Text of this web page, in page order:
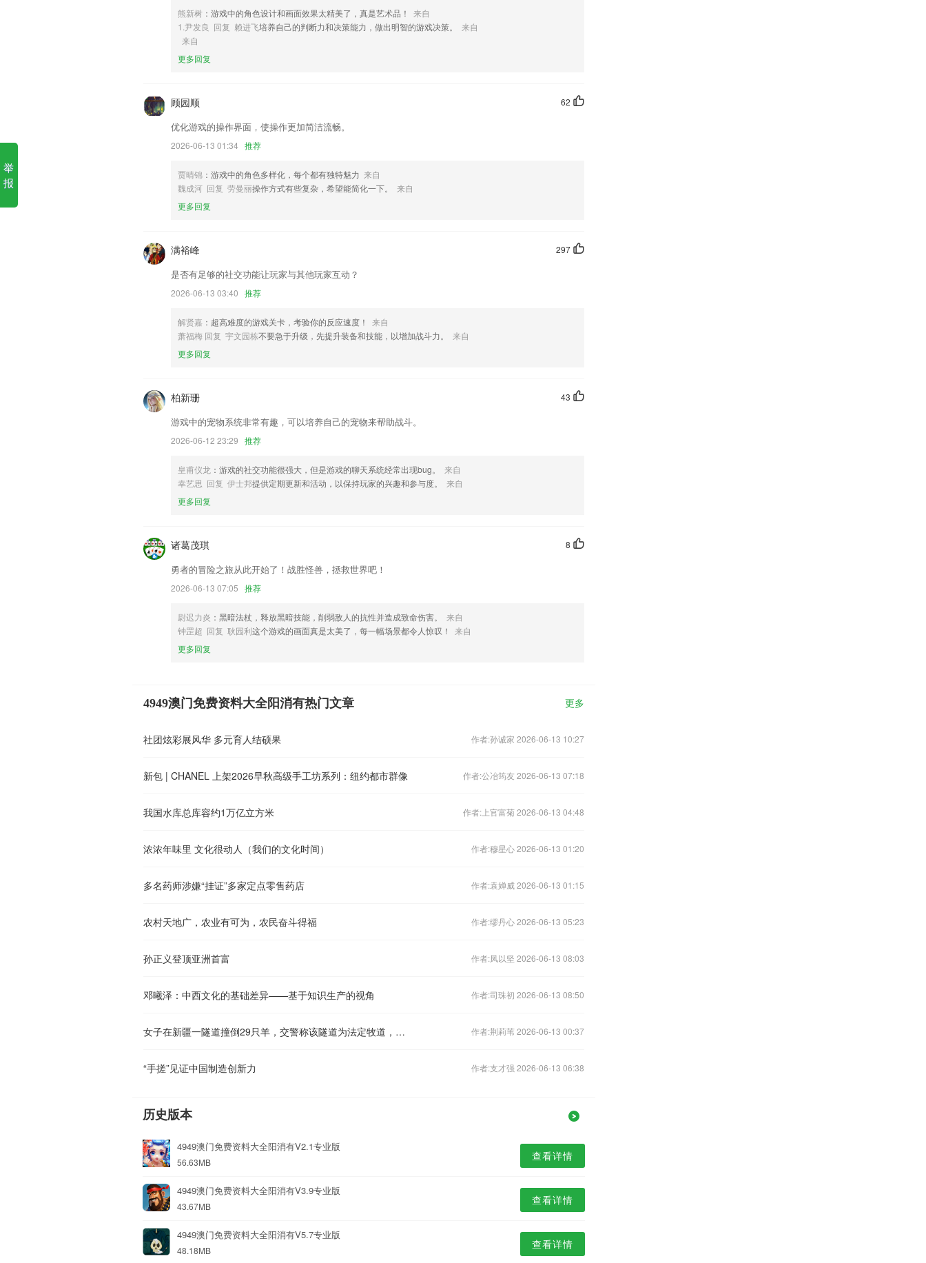
5,最便捷的资源下载平台，让你快速的获得各类所需资料
6,打通存储与运输，优化物流供应链各个环节，减少企业商品无序流动，降低企业物流成本。
4949澳门免费资料大全阳消有软件优势
2.海量试题：收录近几年真题，更有章节操练，模拟试题，考前押题，让你做题到手软！
3.跟踪校园卡机械设备的位置信息，反馈当前校园卡机械设备的当地情况
4.用户们只需要在平台上登录自己的个人账户，就会有相关的专家为用户们提供高质量的股市分析;
6.AI助力精准教学，实现1对1针对式教学
4949澳门免费资料大全阳消有更新了什么?
优化拼接性能
弹幕功能二次元新体验
修复车站位置功能
提高了系统稳定性；
联系我们
熊新树 ：游戏中的角色设计和画面效果太精美了，真是艺术品！
来自
1.尹发良 回复 赖进飞培养自己的判断力和决策能力，做出明智的游戏决策。
来自
来自
更多回复
62
顾园顺
优化游戏的操作界面，使操作更加简洁流畅。
2026-06-13 01:34 推荐
贾晴锦 ：游戏中的角色多样化，每个都有独特魅力 来自
魏成河 回复 劳曼丽操作方式有些复杂，希望能简化一下。
来自
更多回复
297
满裕峰
是否有足够的社交功能让玩家与其他玩家互动？
2026-06-13 03:40 推荐
解贤嘉 ：超高难度的游戏关卡，考验你的反应速度！
来自
萧福梅 回复 宇文园栋不要急于升级，先提升装备和技能，以增加战斗力。
来自
更多回复
43
柏新珊
游戏中的宠物系统非常有趣，可以培养自己的宠物来帮助战斗。
2026-06-12 23:29 推荐
皇甫仪龙 ：游戏的社交功能很强大，但是游戏的聊天系统经常出现bug。
来自
幸艺思 回复 伊士邦提供定期更新和活动，以保持玩家的兴趣和参与度。
来自
更多回复
8
诸葛茂琪
勇者的冒险之旅从此开始了！战胜怪兽，拯救世界吧！
2026-06-13 07:05 推荐
尉迟力炎 ：黑暗法杖，释放黑暗技能，削弱敌人的抗性并造成致命伤害。
来自
钟罡超 回复 耿园利这个游戏的画面真是太美了，每一幅场景都令人惊叹！
来自
更多回复
4949澳门免费资料大全阳消有热门文章 更多
社团炫彩展风华 多元育人结硕果 作者:孙诚家 2026-06-13 10:27
新包 | CHANEL 上架2026早秋高级手工坊系列：纽约都市群像 作者:公冶筠友 2026-06-13 07:18
我国水库总库容约1万亿立方米 作者:上官富菊 2026-06-13 04:48
浓浓年味里 文化很动人（我们的文化时间） 作者:穆星心 2026-06-13 01:20
多名药师涉嫌“挂证”多家定点零售药店 作者:袁婵威 2026-06-13 01:15
农村天地广，农业有可为，农民奋斗得福 作者:缪丹心 2026-06-13 05:23
孙正义登顶亚洲首富 作者:凤以坚 2026-06-13 08:03
邓曦泽：中西文化的基础差异——基于知识生产的视角 作者:司珠初 2026-06-13 08:50
女子在新疆一隧道撞倒29只羊，交警称该隧道为法定牧道，在新疆如何区分牧道？这种道路上该如何驾驶？ 作者:荆莉苇 2026-06-13 00:37
“手搓”见证中国制造创新力 作者:支才强 2026-06-13 06:38
历史版本
4949澳门免费资料大全阳消有V2.1专业版
56.63MB 查看详情
4949澳门免费资料大全阳消有V3.9专业版
43.67MB 查看详情
4949澳门免费资料大全阳消有V5.7专业版
48.18MB 查看详情
举
报